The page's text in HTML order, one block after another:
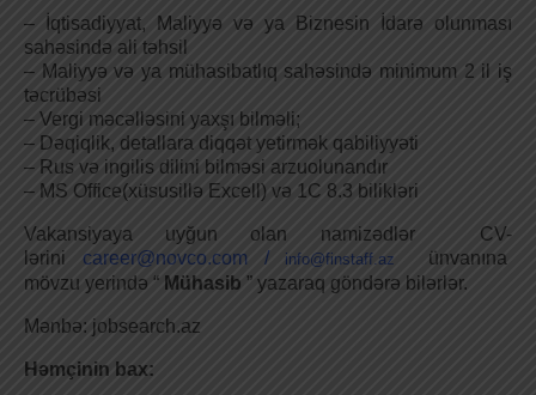
– İqtisadiyyat, Maliyyə və ya Biznesin İdarə olunması
sahəsində ali təhsil
– Maliyyə və ya mühasibatlıq sahəsində minimum 2 il iş
təcrübəsi
– Vergi məcəlləsini yaxşı bilməli;
– Dəqiqlik, detallara diqqət yetirmək qabiliyyəti
– Rus və ingilis dilini bilməsi arzuolunandır
– MS Office(xüsusillə Excell) və 1C 8.3 bilikləri
Vakansiyaya uyğun olan namizədlər CV-
lərini career@novco.com / info@finstaff.az
ünvanına
mövzu yerində “ Mühasib ” yazaraq göndərə bilərlər.
Mənbə: jobsearch.az
Həmçinin bax: